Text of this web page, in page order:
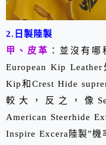
2.日製陸製
甲、皮革 ：並沒有
European Kip
Kip和Crest Hide
較大，反之，像
American Steerhide
Inspire Excera陸製”機